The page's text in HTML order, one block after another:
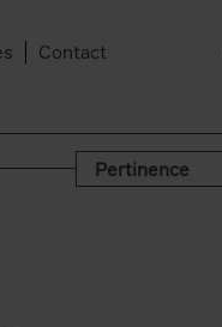
Contact
Pertinence